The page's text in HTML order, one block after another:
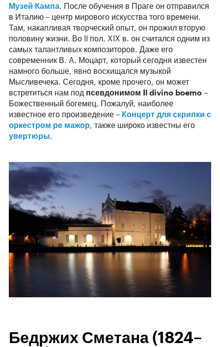
Музей Кампа. После обучения в Праге он отправился
в Италию – центр мирового искусства того времени.
Там, накапливая творческий опыт, он прожил вторую
половину жизни. Во II пол. XIX в. он считался одним из
самых талантливых композиторов. Даже его
современник В. A. Моцарт, который сегодня известен
намного больше, явно восхищался музыкой
Мысливечека. Сегодня, кроме прочего, он может
встретиться нам под псевдонимом Il divino boemo –
Божественный богемец. Пожалуй, наиболее
известное его произведение – Концерт для скрипки с
оркестром ре мажор, также широко известны его
увертюры.
Бедржих Сметана (1824–